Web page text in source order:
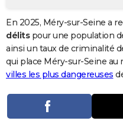
Carte de Noël
Carte Bonne année
Carte Saint-Valentin
Carte Pâques
Carte d'anniversaire
DICTIONNAIRE
Dictionnaire
Biographies
Citations
Expressions
Proverbes
PROGRAMME TV
COPAINS D'AVANT
S'inscrire
Se connecter
Lycées
Collèges
Primaires
Universités
Entreprises
Service militaire
Avis de recherche
AVIS DE DÉCÈS
FORUM
En 2025, Méry-sur-Seine a
délitspour une population
ainsi un taux de criminalité
qui place Méry-sur-Seine au
villes les plus dangereuses